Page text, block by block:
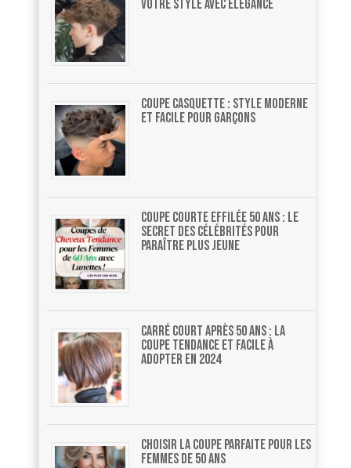
Votre Style Avec Élégance
Coupe casquette : style moderne
et facile pour garçons
Coupe courte effilée 50 ans : le
secret des célébrités pour
paraître plus jeune
Carré court après 50 ans : la
coupe tendance et facile à
adopter en 2024
Choisir la coupe parfaite pour les
femmes de 50 ans